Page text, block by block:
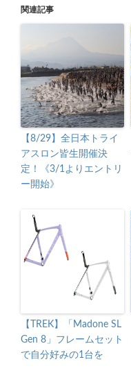
関連記事
【8/29】全日本トライ
アスロン皆生開催決
定！《3/1よりエントリ
ー開始》
【TREK】「Madone SL
Gen 8」フレームセット
で自分好みの1台を